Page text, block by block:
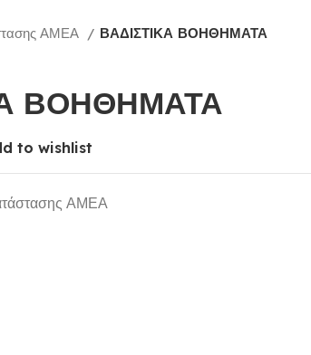
ΑΜΕΑ ΒΑΔΙΣΤΙΚΑ ΒΟΗΘΗΜΑΤΑ
ΒΟΗΘΗΜΑΤΑ
to wishlist
ΑΜΕΑ